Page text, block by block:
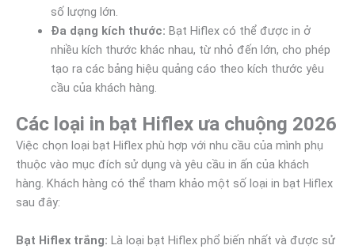
số lượng lớn.
Đa dạng kích thước: Bạt Hiflex có thể được in ở
nhiều kích thước khác nhau, từ nhỏ đến lớn, cho phép
tạo ra các bảng hiệu quảng cáo theo kích thước yêu
cầu của khách hàng.
Các loại in bạt Hiflex ưa chuộng 2026
Việc chọn loại bạt Hiflex phù hợp với nhu cầu của mình phụ
thuộc vào mục đích sử dụng và yêu cầu in ấn của khách
hàng. Khách hàng có thể tham khảo một số loại in bạt Hiflex
sau đây:
Bạt Hiflex trắng: Là loại bạt Hiflex phổ biến nhất và được sử